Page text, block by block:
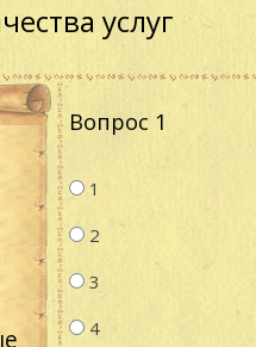
услуг
Вопрос 1
1
2
3
4